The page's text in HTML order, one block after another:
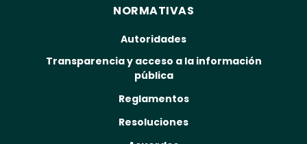
NORMATIVAS
Autoridades
Transparencia y acceso a la información
pública
Reglamentos
Resoluciones